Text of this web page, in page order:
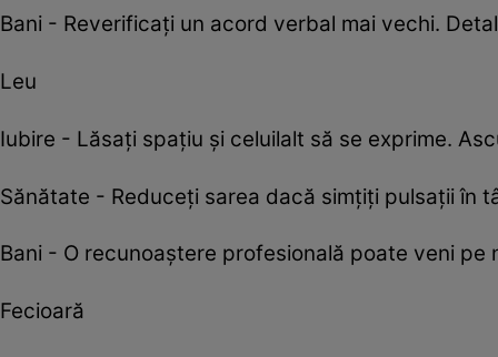
Bani - Reverificați un acord verbal mai vechi.
Leu
Iubire - Lăsați spațiu și celuilalt să se exprime.
Sănătate - Reduceți sarea dacă simțiți pulsații în
Bani - O recunoaștere profesională poate veni
Fecioară